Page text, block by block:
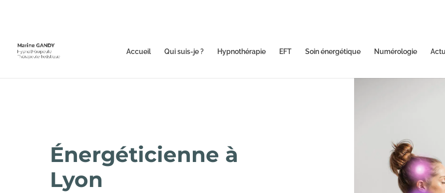
Accueil Qui suis-je ? Hypnothérapie EFT Soin énergétique Numérologie
Énergéticienne à
Lyon